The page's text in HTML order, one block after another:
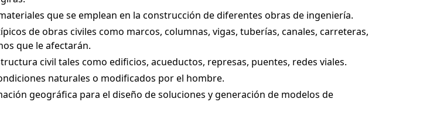
que se emplean en la construcción de diferentes obras de ingeniería.
de obras civiles como marcos, columnas, vigas, tuberías, canales, carreteras,
que le afectarán.
civil tales como edificios, acueductos, represas, puentes, redes viales.
naturales o modificados por el hombre.
geográfica para el diseño de soluciones y generación de modelos de